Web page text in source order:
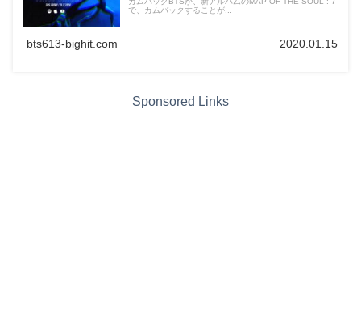
で、カムバックすることが...
bts613-bighit.com 2020.01.15
Sponsored Links